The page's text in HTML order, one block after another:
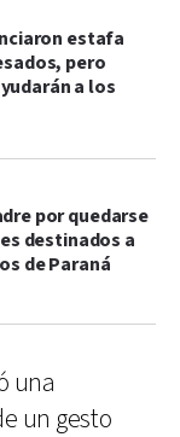
estafa
pero
a los
por quedarse
destinados a
de Paraná
una
un gesto